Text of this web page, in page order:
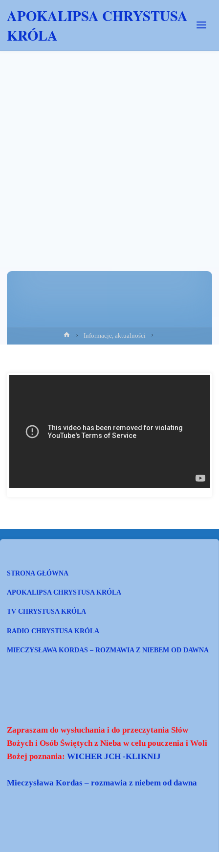
APOKALIPSA CHRYSTUSA
KRÓLA
Strona
główna
Informacje, aktualności
STRONA GŁÓWNA
APOKALIPSA CHRYSTUSA KRÓLA
TV CHRYSTUSA KRÓLA
RADIO CHRYSTUSA KRÓLA
MIECZYSŁAWA KORDAS – ROZMAWIA Z NIEBEM OD DAWNA
Zapraszam do wysłuchania i do przeczytania Słów
Bożych i Osób Świętych z Nieba w celu pouczenia i Woli
Bożej poznania:WICHER JCH -KLIKNIJ
Mieczysława Kordas – rozmawia z niebem od dawna